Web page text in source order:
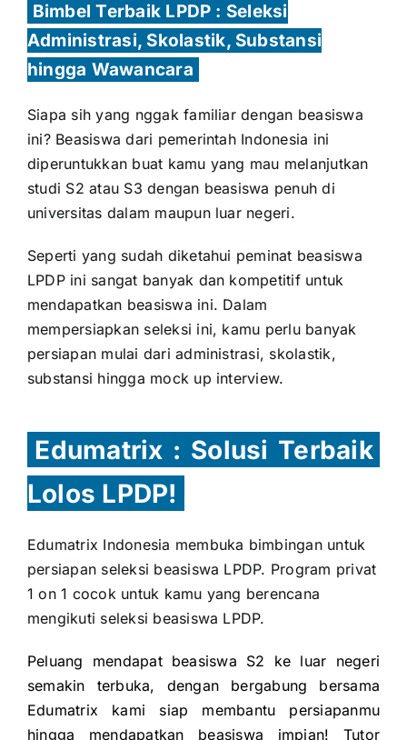
Bimbel Terbaik LPDP : Seleksi
Administrasi, Skolastik, Substansi
hingga Wawancara
Siapa sih yang nggak familiar dengan beasiswa
ini? Beasiswa dari pemerintah Indonesia ini
diperuntukkan buat kamu yang mau melanjutkan
studi S2 atau S3 dengan beasiswa penuh di
universitas dalam maupun luar negeri.
Seperti yang sudah diketahui peminat beasiswa
LPDP ini sangat banyak dan kompetitif untuk
mendapatkan beasiswa ini. Dalam
mempersiapkan seleksi ini, kamu perlu banyak
persiapan mulai dari administrasi, skolastik,
substansi hingga mock up interview.
Edumatrix : Solusi Terbaik
Lolos LPDP!
Edumatrix Indonesia membuka bimbingan untuk
persiapan seleksi beasiswa LPDP. Program privat
1 on 1 cocok untuk kamu yang berencana
mengikuti seleksi beasiswa LPDP.
Peluang mendapat beasiswa S2 ke luar negeri
semakin terbuka, dengan bergabung bersama
Edumatrix kami siap membantu persiapanmu
hingga mendapatkan beasiswa impian! Tutor